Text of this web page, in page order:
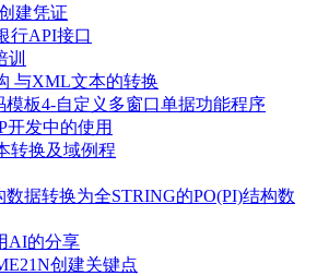
建凭证
行API接口
训
与XML文本的转换
模板4-自定义多窗口单据功能程序
开发中的使用
转换及域例程
数据转换为全STRING的PO(PI)结构数
AI的分享
创建关键点